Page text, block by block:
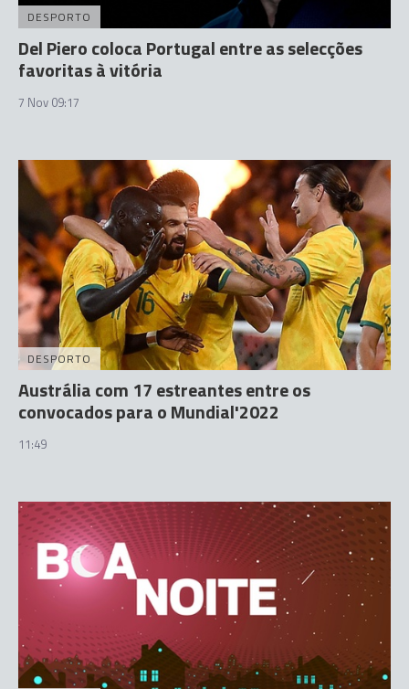
DESPORTO
Del Piero coloca Portugal entre as selecções
favoritas à vitória
7 Nov 09:17
DESPORTO
Austrália com 17 estreantes entre os
convocados para o Mundial'2022
11:49